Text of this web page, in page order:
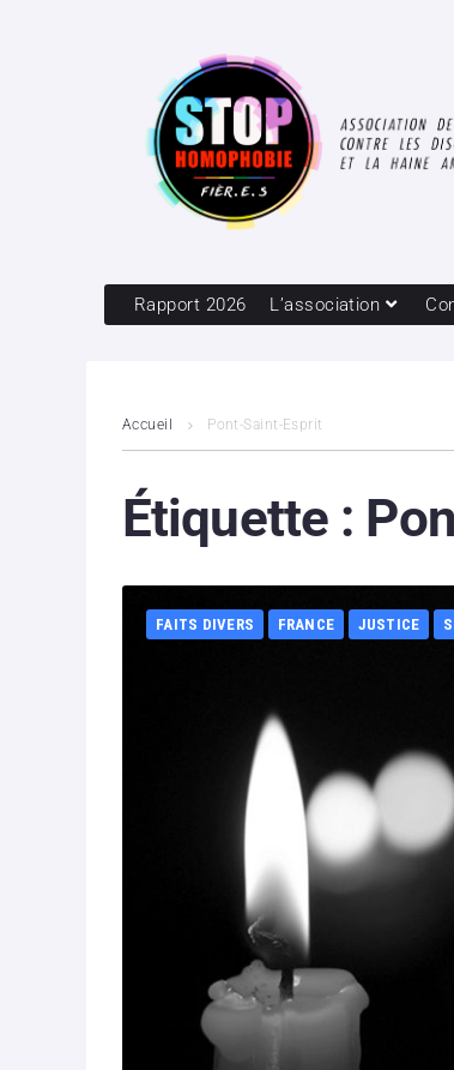
Rapport 2026 L’association
Accueil Pont-Saint-Esprit
Étiquette :
FAITS DIVERS FRANCE JUSTICE